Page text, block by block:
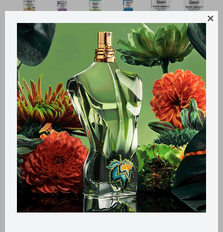

Métodos y costos de envío
Retiros gratuitos en tiendas